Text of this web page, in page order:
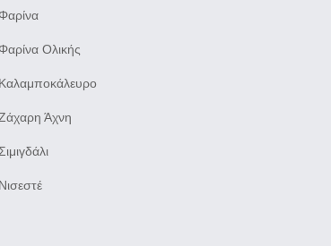
Φαρίνα
Φαρίνα Ολικής
Καλαμποκάλευρο
Άχνη
Σιμιγδάλι
Νισεστέ